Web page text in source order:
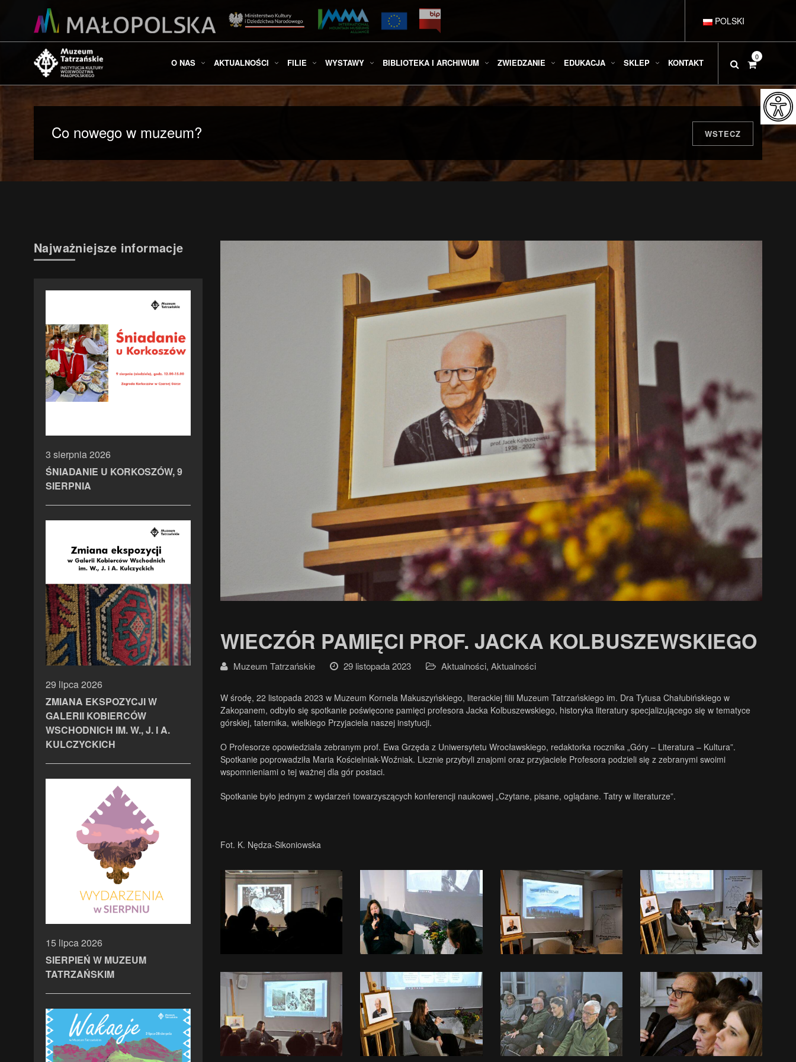
POLSKI
DEUTSCH
ESPAÑOL
O NAS AKTUALNOŚCI FILIE WYSTAWY BIBLIOTEKA I ARCHIWUM ZWIEDZANIE EDUKACJA SKLEP KONTAKT
0
Co nowego w muzeum? WSTECZ
WIECZÓR PAMIĘCI PROF. JACKA KOLBUSZEWSKIEGO
Muzeum Tatrzańskie 29 listopada 2023 Aktualności, Aktualności
W środę, 22 listopada 2023 w Muzeum Kornela Makuszyńskiego, literackiej filii Muzeum Tatrzańskiego im. Dra Tytusa Chałubińskiego w
Zakopanem, odbyło się spotkanie poświęcone pamięci profesora Jacka Kolbuszewskiego, historyka literatury specjalizującego się w tematyce
górskiej, taternika, wielkiego Przyjaciela naszej instytucji.
O Profesorze opowiedziała zebranym prof. Ewa Grzęda z Uniwersytetu Wrocławskiego, redaktorka rocznika „Góry – Literatura – Kultura”.
Spotkanie poprowadziła Maria Kościelniak-Woźniak. Licznie przybyli znajomi oraz przyjaciele Profesora podzieli się z zebranymi swoimi
wspomnieniami o tej ważnej dla gór postaci.
Spotkanie było jednym z wydarzeń towarzyszących konferencji naukowej „Czytane, pisane, oglądane. Tatry w literaturze”.
Fot. K. Nędza-Sikoniowska
Najważniejsze informacje
3 sierpnia 2026
ŚNIADANIE U KORKOSZÓW, 9
SIERPNIA
29 lipca 2026
ZMIANA EKSPOZYCJI W
GALERII KOBIERCÓW
WSCHODNICH IM. W., J. I A.
KULCZYCKICH
15 lipca 2026
SIERPIEŃ W MUZEUM
TATRZAŃSKIM